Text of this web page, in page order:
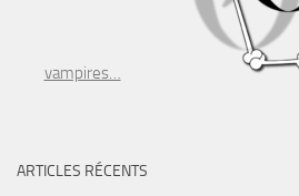
vampires…
ARTICLES RÉCENTS